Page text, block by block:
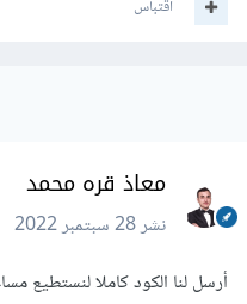
اقتباس
معاذ قره محمد
نشر28 سبتمبر 2022
أرسل لنا الكود كاملا لنستطيع